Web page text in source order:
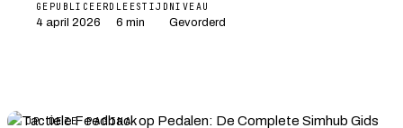
GEPUBLICEERD
4 april 2026
LEESTIJD
6 min
NIVEAU
Gevorderd
OP DEZE PAGINA